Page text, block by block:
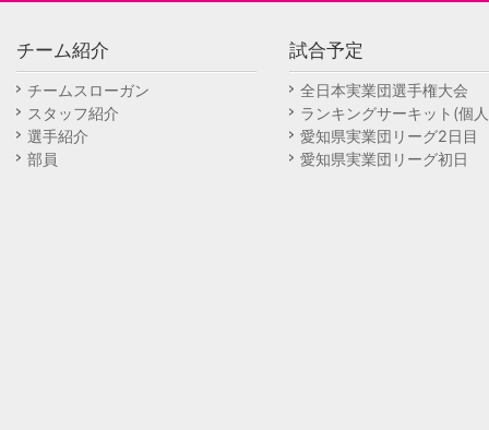
チーム紹介
チームスローガン
スタッフ紹介
選手紹介
部員
試合予定
全日本実業団選手権大会
ランキングサーキット(個
愛知県実業団リーグ2日目
愛知県実業団リーグ初日